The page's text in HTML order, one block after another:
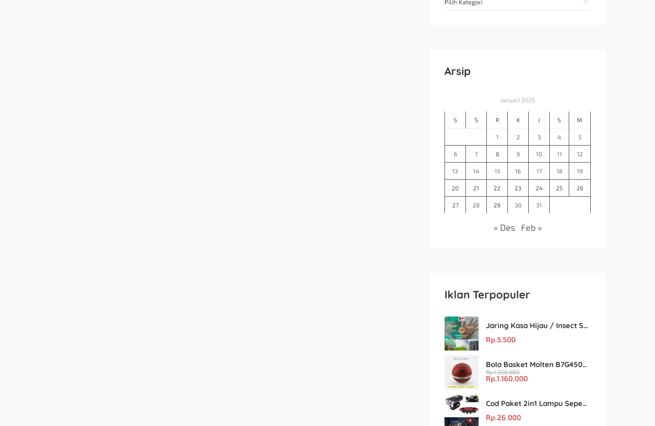
Arsip
Januari 2025
S S R K J S M
1 2 3 4 5
6 7 8 9 10 11 12
13 14 15 16 17 18 19
20 21 22 23 24 25 26
27 28 29 30 31
« Des Feb »
Iklan Terpopuler
Jaring Kasa Hijau / Insect Screen Net – Kualitas Terjamin & Harga Eceran Terjangkau
Rp.5.500
Bola Basket Molten B7G4500 Size 7 – Resmi FIBA & IBL
Rp.1.300.000
Rp.1.160.000
Cod Paket 2in1 Lampu Sepeda Led Light Depan Dan Belakang Rechargeable
Rp.26.000